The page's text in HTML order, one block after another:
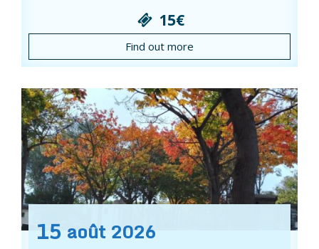
15€
Find out more
15 août 2026